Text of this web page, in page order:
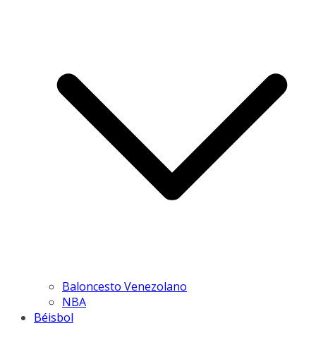
Baloncesto Venezolano
NBA
Béisbol